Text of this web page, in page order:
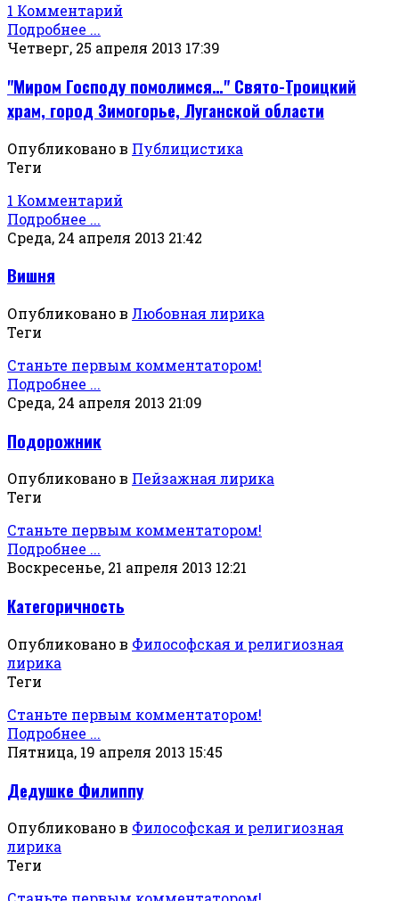
1 Комментарий
Подробнее ...
Четверг, 25 апреля 2013 17:39
"Миром Господу помолимся…" Свято-Троицкий
храм, город Зимогорье, Луганской области
Опубликовано в Публицистика
Теги
1 Комментарий
Подробнее ...
Среда, 24 апреля 2013 21:42
Вишня
Опубликовано в Любовная лирика
Теги
Станьте первым комментатором!
Подробнее ...
Среда, 24 апреля 2013 21:09
Подорожник
Опубликовано в Пейзажная лирика
Теги
Станьте первым комментатором!
Подробнее ...
Воскресенье, 21 апреля 2013 12:21
Категоричность
Опубликовано в Философская и религиозная
лирика
Теги
Станьте первым комментатором!
Подробнее ...
Пятница, 19 апреля 2013 15:45
Дедушке Филиппу
Опубликовано в Философская и религиозная
лирика
Теги